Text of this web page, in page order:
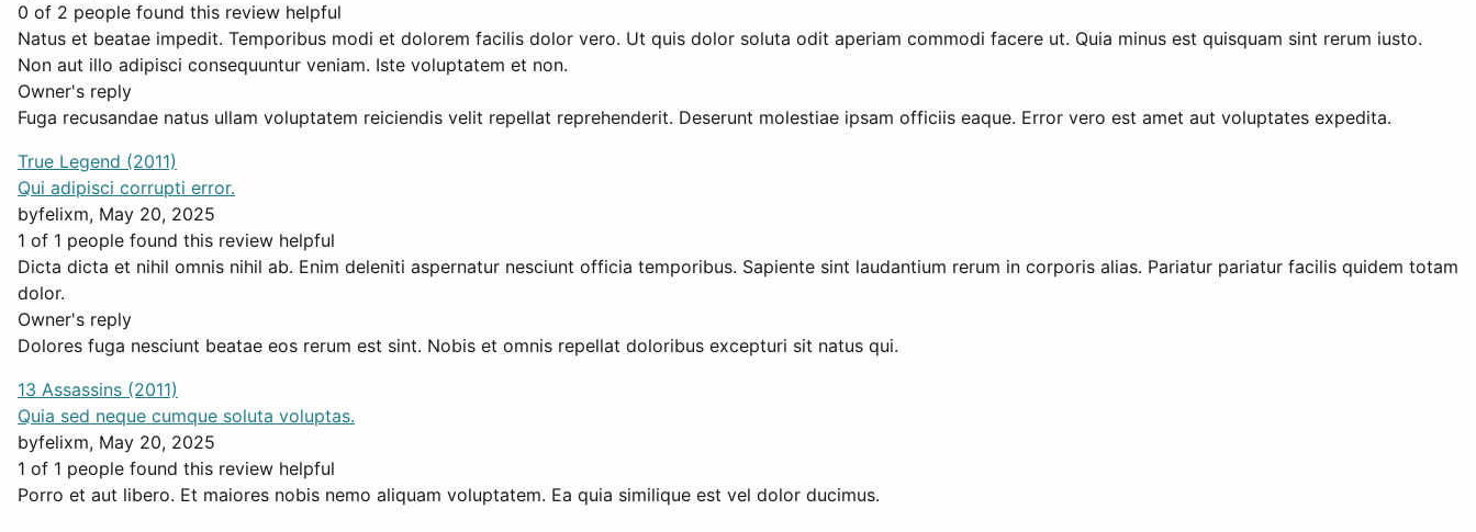
0 of 2 people found this review helpful
Natus et beatae impedit. Temporibus modi et dolorem facilis dolor vero. Ut quis dolor soluta odit aperiam commodi facere ut. Quia minus est quisquam sint rerum iusto.
Non aut illo adipisci consequuntur veniam. Iste voluptatem et non.
Owner's reply
Fuga recusandae natus ullam voluptatem reiciendis velit repellat reprehenderit. Deserunt molestiae ipsam officiis eaque. Error vero est amet aut voluptates expedita.
True Legend (2011)
Qui adipisci corrupti error.
byfelixm, May 20, 2025
1 of 1 people found this review helpful
Dicta dicta et nihil omnis nihil ab. Enim deleniti aspernatur nesciunt officia temporibus. Sapiente sint laudantium rerum in corporis alias. Pariatur pariatur facilis quidem totam
dolor.
Owner's reply
Dolores fuga nesciunt beatae eos rerum est sint. Nobis et omnis repellat doloribus excepturi sit natus qui.
13 Assassins (2011)
Quia sed neque cumque soluta voluptas.
byfelixm, May 20, 2025
1 of 1 people found this review helpful
Porro et aut libero. Et maiores nobis nemo aliquam voluptatem. Ea quia similique est vel dolor ducimus.